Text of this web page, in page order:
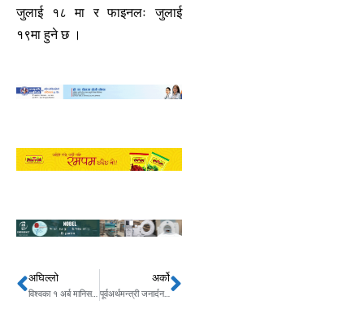
जुलाई १८ मा र फाइनलः जुलाई
१९मा हुने छ ।
Prev
अघिल्लो
विश्वका १ अर्ब मानिस ‘हिट स्ट्रेस’को चपेटामा
अर्को
पूर्वअर्थमन्त्री जनार्दन शर्मालाई पनि पक्राउको तयारी ? Next